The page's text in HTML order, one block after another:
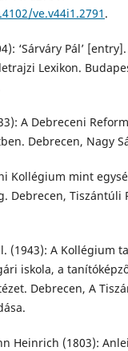
ve.v44i1.2791 .
‘Sárváry Pál’
Lexikon.
A Debreceni
Debrecen, Nagy
Kollégium mint
Debrecen, Tiszántúli
(1943): A Kollégium
iskola, a
Debrecen, A
Heinrich (1803):